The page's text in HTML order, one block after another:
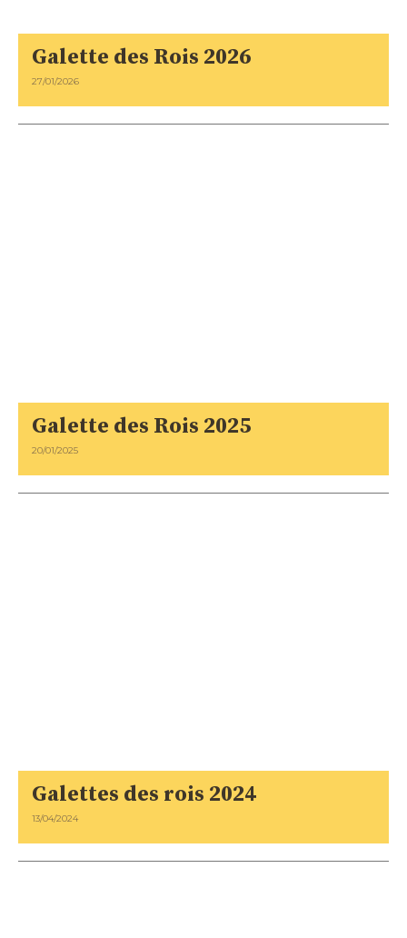
Galette des Rois 2026
27/01/2026
Galette des Rois 2025
20/01/2025
Galettes des rois 2024
13/04/2024